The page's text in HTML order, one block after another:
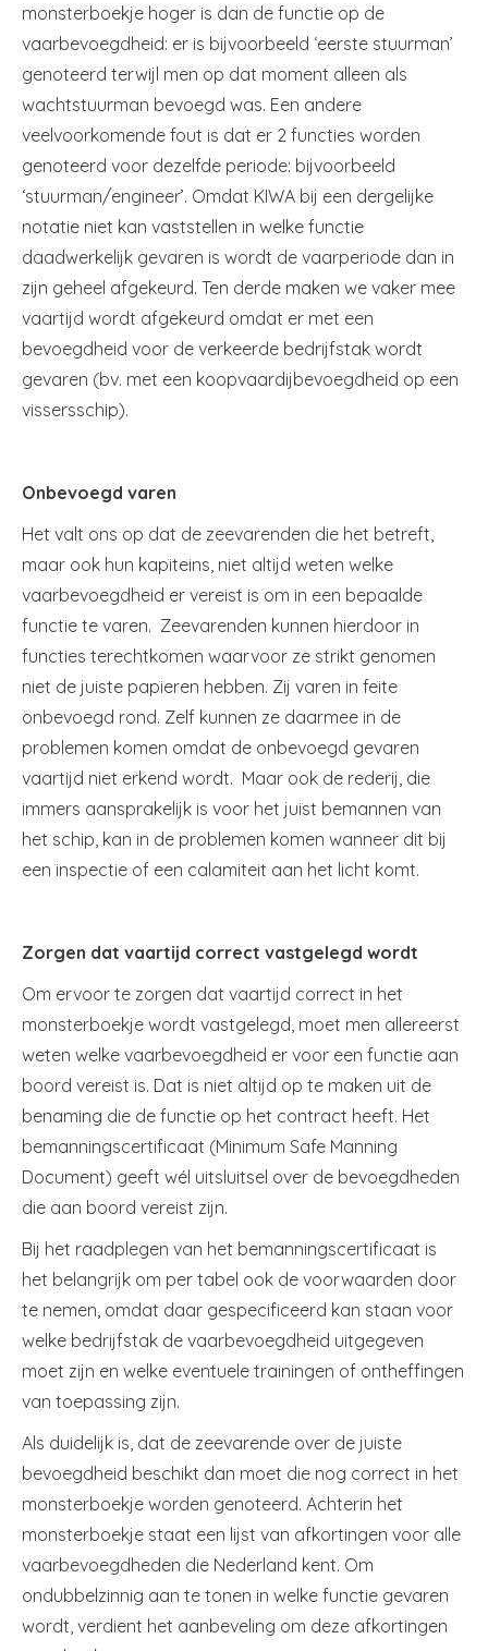
monsterboekje hoger is dan de functie op de
vaarbevoegdheid: er is bijvoorbeeld ‘eerste stuurman’
genoteerd terwijl men op dat moment alleen als
wachtstuurman bevoegd was. Een andere
veelvoorkomende fout is dat er 2 functies worden
genoteerd voor dezelfde periode: bijvoorbeeld
‘stuurman/engineer’. Omdat KIWA bij een dergelijke
notatie niet kan vaststellen in welke functie
daadwerkelijk gevaren is wordt de vaarperiode dan in
zijn geheel afgekeurd. Ten derde maken we vaker mee
vaartijd wordt afgekeurd omdat er met een
bevoegdheid voor de verkeerde bedrijfstak wordt
gevaren (bv. met een koopvaardijbevoegdheid op een
vissersschip).
Onbevoegd varen
Het valt ons op dat de zeevarenden die het betreft,
maar ook hun kapiteins, niet altijd weten welke
vaarbevoegdheid er vereist is om in een bepaalde
functie te varen. Zeevarenden kunnen hierdoor in
functies terechtkomen waarvoor ze strikt genomen
niet de juiste papieren hebben. Zij varen in feite
onbevoegd rond. Zelf kunnen ze daarmee in de
problemen komen omdat de onbevoegd gevaren
vaartijd niet erkend wordt. Maar ook de rederij, die
immers aansprakelijk is voor het juist bemannen van
het schip, kan in de problemen komen wanneer dit bij
een inspectie of een calamiteit aan het licht komt.
Zorgen dat vaartijd correct vastgelegd wordt
Om ervoor te zorgen dat vaartijd correct in het
monsterboekje wordt vastgelegd, moet men allereerst
weten welke vaarbevoegdheid er voor een functie aan
boord vereist is. Dat is niet altijd op te maken uit de
benaming die de functie op het contract heeft. Het
bemanningscertificaat (Minimum Safe Manning
Document) geeft wél uitsluitsel over de bevoegdheden
die aan boord vereist zijn.
Bij het raadplegen van het bemanningscertificaat is
het belangrijk om per tabel ook de voorwaarden door
te nemen, omdat daar gespecificeerd kan staan voor
welke bedrijfstak de vaarbevoegdheid uitgegeven
moet zijn en welke eventuele trainingen of ontheffingen
van toepassing zijn.
Als duidelijk is, dat de zeevarende over de juiste
bevoegdheid beschikt dan moet die nog correct in het
monsterboekje worden genoteerd. Achterin het
monsterboekje staat een lijst van afkortingen voor alle
vaarbevoegdheden die Nederland kent. Om
ondubbelzinnig aan te tonen in welke functie gevaren
wordt, verdient het aanbeveling om deze afkortingen